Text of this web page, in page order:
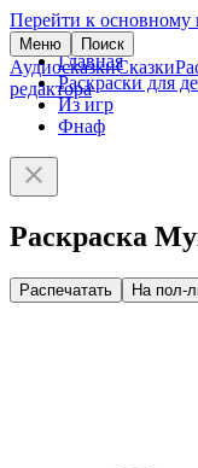
Перейти к основному
Меню Поиск
АудиосказкиСказки
редактора
Главная
Раскраски для
Из игр
Фнаф
Раскраска
Распечатать На пол-